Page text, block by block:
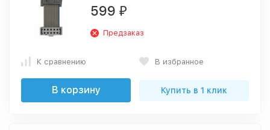
599 ₽
Предзаказ
К сравнению В избранное
В корзину Купить в 1 клик